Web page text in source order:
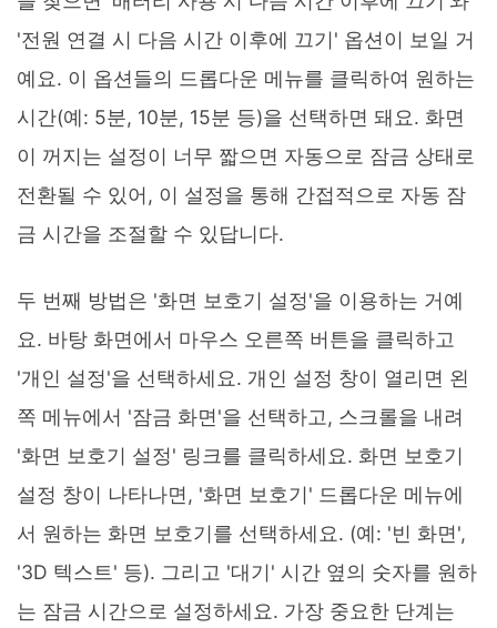
'전원 연결 시 다음 시간 이후에 끄기' 옵션이 보일 거
예요. 이 옵션들의 드롭다운 메뉴를 클릭하여 원하는
시간(예: 5분, 10분, 15분 등)을 선택하면 돼요. 화면
이 꺼지는 설정이 너무 짧으면 자동으로 잠금 상태로
전환될 수 있어, 이 설정을 통해 간접적으로 자동 잠
금 시간을 조절할 수 있답니다.
두 번째 방법은 '화면 보호기 설정'을 이용하는 거예
요. 바탕 화면에서 마우스 오른쪽 버튼을 클릭하고
'개인 설정'을 선택하세요. 개인 설정 창이 열리면 왼
쪽 메뉴에서 '잠금 화면'을 선택하고, 스크롤을 내려
'화면 보호기 설정' 링크를 클릭하세요. 화면 보호기
설정 창이 나타나면, '화면 보호기' 드롭다운 메뉴에
서 원하는 화면 보호기를 선택하세요. (예: '빈 화면',
'3D 텍스트' 등). 그리고 '대기' 시간 옆의 숫자를 원하
는 잠금 시간으로 설정하세요. 가장 중요한 단계는